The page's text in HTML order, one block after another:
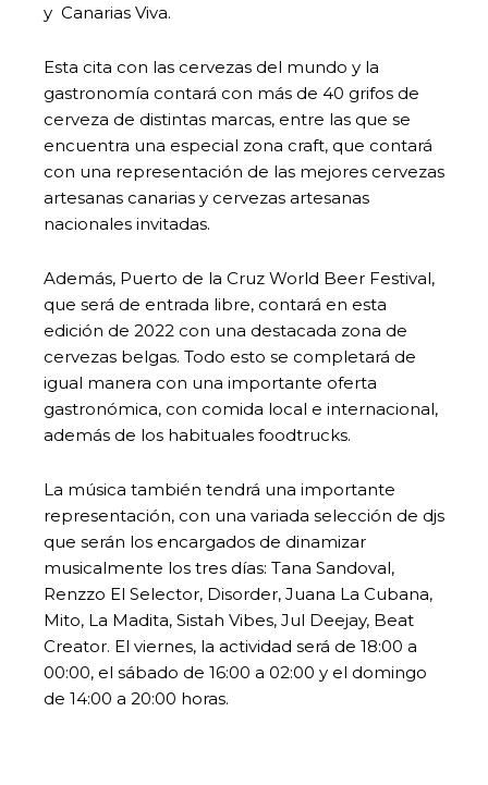
y Canarias Viva.
Esta cita con las cervezas del mundo y la
gastronomía contará con más de 40 grifos de
cerveza de distintas marcas, entre las que se
encuentra una especial zona craft, que contará
con una representación de las mejores cervezas
artesanas canarias y cervezas artesanas
nacionales invitadas.
Además, Puerto de la Cruz World Beer Festival,
que será de entrada libre, contará en esta
edición de 2022 con una destacada zona de
cervezas belgas. Todo esto se completará de
igual manera con una importante oferta
gastronómica, con comida local e internacional,
además de los habituales foodtrucks.
La música también tendrá una importante
representación, con una variada selección de djs
que serán los encargados de dinamizar
musicalmente los tres días: Tana Sandoval,
Renzzo El Selector, Disorder, Juana La Cubana,
Mito, La Madita, Sistah Vibes, Jul Deejay, Beat
Creator. El viernes, la actividad será de 18:00 a
00:00, el sábado de 16:00 a 02:00 y el domingo
de 14:00 a 20:00 horas.